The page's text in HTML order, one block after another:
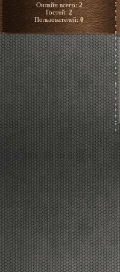
Онлайн всего:2
Гостей:2
Пользователей:0